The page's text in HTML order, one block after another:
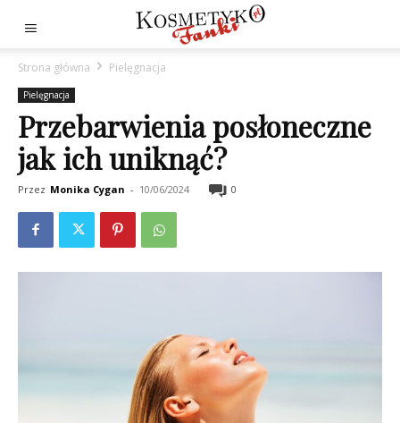
Strona główna Pielęgnacja
Pielęgnacja
Przebarwienia posłoneczne
jak ich uniknąć?
Przez Monika Cygan - 10/06/2024 0